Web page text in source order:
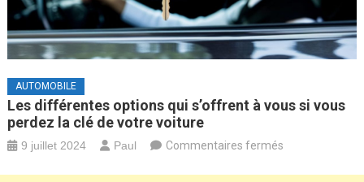
AUTOMOBILE
Les différentes options qui s’offrent à vous si vous
perdez la clé de votre voiture
9 juillet 2024 Paul Commentaires ferméssur